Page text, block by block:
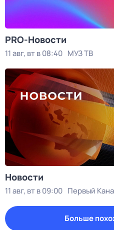
PRO-Новости
11 авг, вт в 08:40 МУЗ ТВ
Новости
11 авг, вт в 09:00 Первый
Больше